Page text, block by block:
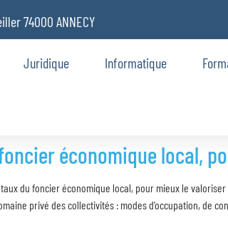
74000 ANNECY
Juridique Informatique
économique local,
du foncier économique local, pour mieux le
privé des collectivités : modes d’occupation, de